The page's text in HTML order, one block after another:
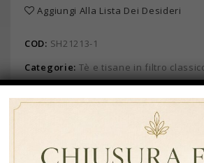
Aggiungi Alla Lista Dei Desideri
COD: SH21213-1
Categorie: Tè e tisane in filtro
classico,Tè e tisane
DESCRIZIONE